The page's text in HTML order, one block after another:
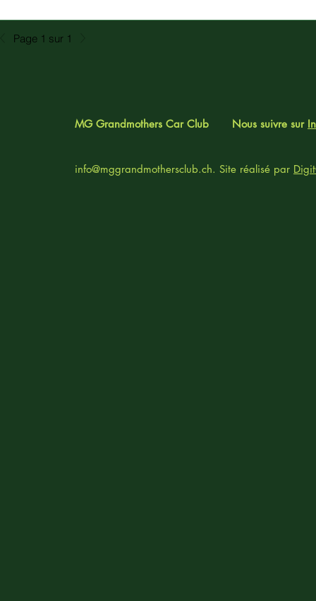
Page 1 sur 1
MG Grandmothers Car Club Nous suivre sur
info@mggrandmothersclub.ch. Site réalisé par